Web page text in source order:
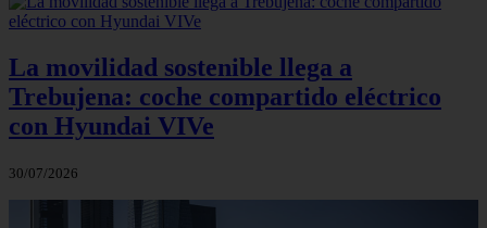
La movilidad sostenible llega a
Trebujena: coche compartido eléctrico
con Hyundai VIVe
30/07/2026